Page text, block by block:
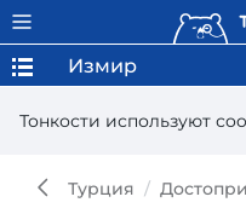
Тонкости используют
Измир
Турция